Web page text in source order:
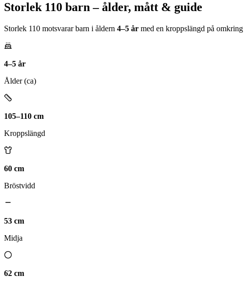
Storlek 110 barn – ålder, mått & guide
Storlek 110 motsvarar barn i åldern 4–5 år med en kroppslängd på omkring
4–5 år
Ålder (ca)
105–110 cm
Kroppslängd
60 cm
Bröstvidd
53 cm
Midja
62 cm